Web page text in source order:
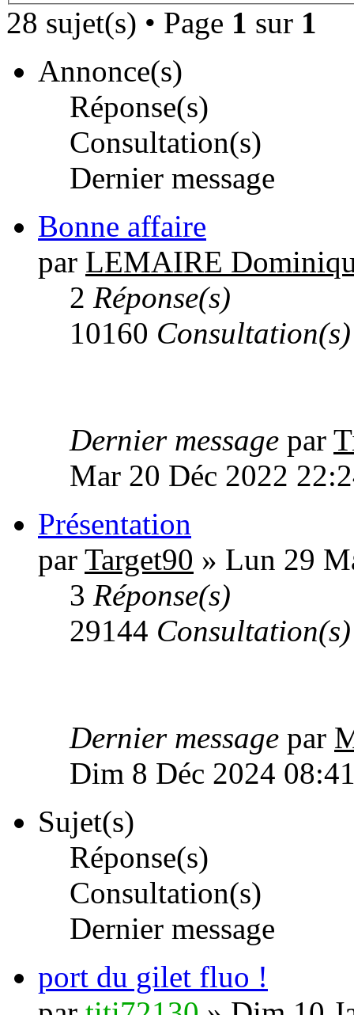
28 sujet(s) • Page 1 sur 1
Annonce(s)
Réponse(s)
Consultation(s)
Dernier message
Bonne affaire
par LEMAIRE
2 Réponse(s)
10160 Consultation(s)
Dernier message par
Mar 20 Déc 2022
Présentation
par Target90 » Lun 29
3 Réponse(s)
29144 Consultation(s)
Dernier message par
Dim 8 Déc 2024
Sujet(s)
Réponse(s)
Consultation(s)
Dernier message
port du gilet fluo !